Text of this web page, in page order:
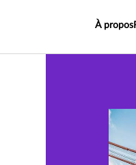
À propos